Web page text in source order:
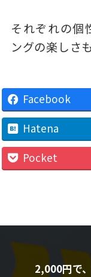
それぞれの個
ングの楽しさ
Facebook
Hatena
Pocket
2,000円で